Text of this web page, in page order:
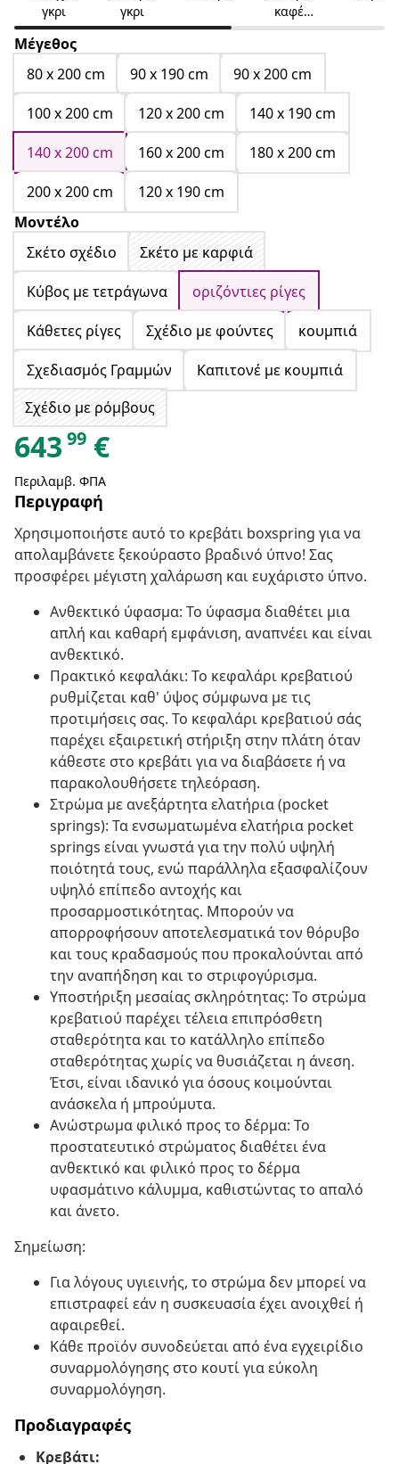
γκρι
γκρι
καφέ
Σκούρο
καφέ
Μέγεθος
80 x 200 cm
90 x 190 cm
90 x 200 cm
100 x 200 cm
120 x 200 cm
140 x 190 cm
140 x 200 cm
160 x 200 cm
180 x 200 cm
200 x 200 cm
120 x 190 cm
Μοντέλο
Σκέτο σχέδιο
Σκέτο με καρφιά
Κύβος με τετράγωνα
οριζόντιες ρίγες
Κάθετες ρίγες
Σχέδιο με φούντες
κουμπιά
Σχεδιασμός Γραμμών
Καπιτονέ με κουμπιά
Σχέδιο με ρόμβους
643 99 €
Περιλαμβ. ΦΠΑ
Περιγραφή
Χρησιμοποιήστε αυτό το κρεβάτι boxspring για να
απολαμβάνετε ξεκούραστο βραδινό ύπνο! Σας
προσφέρει μέγιστη χαλάρωση και ευχάριστο ύπνο.
Ανθεκτικό ύφασμα: Το ύφασμα διαθέτει μια
απλή και καθαρή εμφάνιση, αναπνέει και είναι
ανθεκτικό.
Πρακτικό κεφαλάκι: Το κεφαλάρι κρεβατιού
ρυθμίζεται καθ' ύψος σύμφωνα με τις
προτιμήσεις σας. Το κεφαλάρι κρεβατιού σάς
παρέχει εξαιρετική στήριξη στην πλάτη όταν
κάθεστε στο κρεβάτι για να διαβάσετε ή να
παρακολουθήσετε τηλεόραση.
Στρώμα με ανεξάρτητα ελατήρια (pocket
springs): Τα ενσωματωμένα ελατήρια pocket
springs είναι γνωστά για την πολύ υψηλή
ποιότητά τους, ενώ παράλληλα εξασφαλίζουν
υψηλό επίπεδο αντοχής και
προσαρμοστικότητας. Μπορούν να
απορροφήσουν αποτελεσματικά τον θόρυβο
και τους κραδασμούς που προκαλούνται από
την αναπήδηση και το στριφογύρισμα.
Υποστήριξη μεσαίας σκληρότητας: Το στρώμα
κρεβατιού παρέχει τέλεια επιπρόσθετη
σταθερότητα και το κατάλληλο επίπεδο
σταθερότητας χωρίς να θυσιάζεται η άνεση.
Έτσι, είναι ιδανικό για όσους κοιμούνται
ανάσκελα ή μπρούμυτα.
Ανώστρωμα φιλικό προς το δέρμα: Το
προστατευτικό στρώματος διαθέτει ένα
ανθεκτικό και φιλικό προς το δέρμα
υφασμάτινο κάλυμμα, καθιστώντας το απαλό
και άνετο.
Σημείωση:
Για λόγους υγιεινής, το στρώμα δεν μπορεί να
επιστραφεί εάν η συσκευασία έχει ανοιχθεί ή
αφαιρεθεί.
Κάθε προϊόν συνοδεύεται από ένα εγχειρίδιο
συναρμολόγησης στο κουτί για εύκολη
συναρμολόγηση.
Προδιαγραφές
Κρεβάτι: